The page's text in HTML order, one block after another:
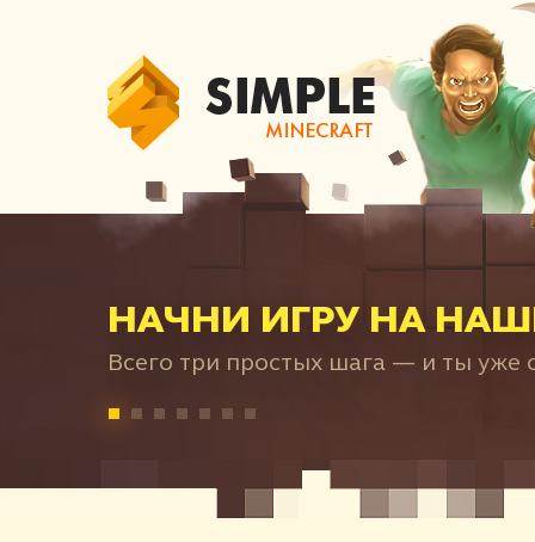
НАЧНИ ИГРУ НА
Всего три простых шага — и ты уже